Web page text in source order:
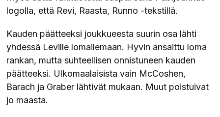
logolla, että Revi, Raasta, Runno -tekstillä.
Kauden päätteeksi joukkueesta suurin osa lähti
yhdessä Leville lomailemaan. Hyvin ansaittu loma
rankan, mutta suhteellisen onnistuneen kauden
päätteeksi. Ulkomaalaisista vain McCoshen,
Barach ja Graber lähtivät mukaan. Muut poistuivat
jo maasta.